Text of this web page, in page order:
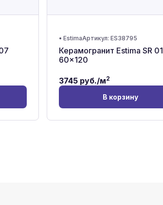
• EstimaАртикул: ES38795
Керамогранит Estima SR 01
60x120
3745руб./м2
В корзину